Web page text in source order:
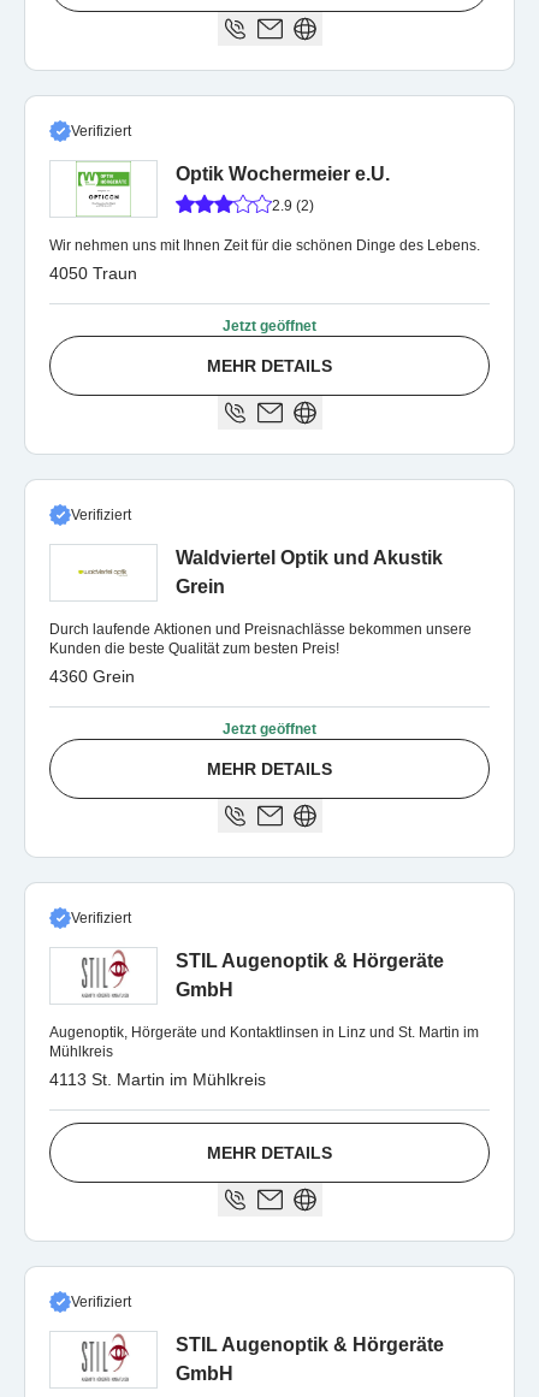
Verifiziert
Optik Wochermeier e.U.
2.9 (2)
Wir nehmen uns mit Ihnen Zeit für die schönen Dinge des Lebens.
4050 Traun
Jetzt geöffnet
MEHR DETAILS
Verifiziert
Waldviertel Optik und Akustik
Grein
Durch laufende Aktionen und Preisnachlässe bekommen unsere
Kunden die beste Qualität zum besten Preis!
4360 Grein
Jetzt geöffnet
MEHR DETAILS
Verifiziert
STIL Augenoptik & Hörgeräte
GmbH
Augenoptik, Hörgeräte und Kontaktlinsen in Linz und St. Martin im
Mühlkreis
4113 St. Martin im Mühlkreis
MEHR DETAILS
Verifiziert
STIL Augenoptik & Hörgeräte
GmbH